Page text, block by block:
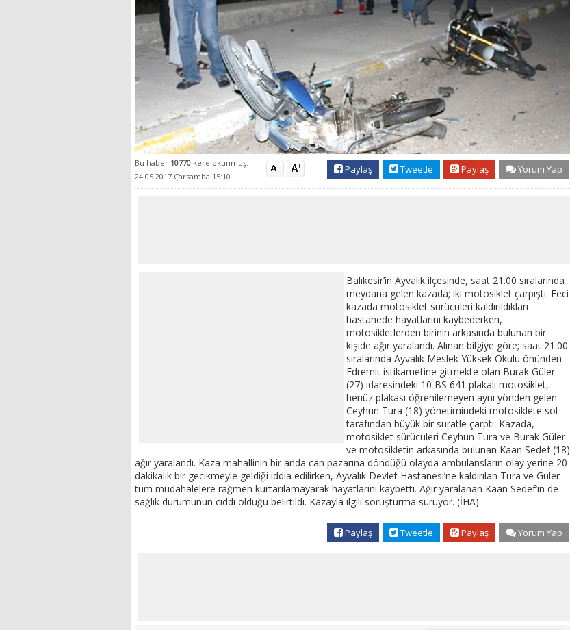
Bu haber 10770 kere okunmuş.
24.05.2017 Çarsamba 15:10
Paylaş Tweetle Paylaş Yorum Yap
Balıkesir’in Ayvalık ilçesinde, saat 21.00 sıralarında
meydana gelen kazada; iki motosiklet çarpıştı. Feci
kazada motosiklet sürücüleri kaldırıldıkları
hastanede hayatlarını kaybederken,
motosikletlerden birinin arkasında bulunan bir
kişide ağır yaralandı. Alınan bilgiye göre; saat 21.00
sıralarında Ayvalık Meslek Yüksek Okulu önünden
Edremit istikametine gitmekte olan Burak Güler
(27) idaresindeki 10 BS 641 plakalı motosiklet,
henüz plakası öğrenilemeyen aynı yönden gelen
Ceyhun Tura (18) yönetimindeki motosiklete sol
tarafından büyük bir süratle çarptı. Kazada,
motosiklet sürücüleri Ceyhun Tura ve Burak Güler
ve motosikletin arkasında bulunan Kaan Sedef (18)
ağır yaralandı. Kaza mahallinin bir anda can pazarına döndüğü olayda ambulansların olay yerine 20
dakikalık bir gecikmeyle geldiği iddia edilirken, Ayvalık Devlet Hastanesi’ne kaldırılan Tura ve Güler
tüm müdahalelere rağmen kurtarılamayarak hayatlarını kaybetti. Ağır yaralanan Kaan Sedef’in de
sağlık durumunun ciddi olduğu belirtildi. Kazayla ilgili soruşturma sürüyor. (İHA)
Paylaş Tweetle Paylaş Yorum Yap